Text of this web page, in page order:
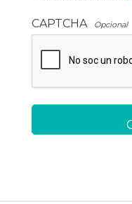
CAPTCHA